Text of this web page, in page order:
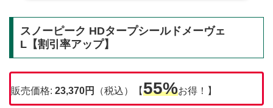
スノーピーク HDタープシールドメーヴェ
L【割引率アップ】
販売価格: 23,370円 （税込）【55%お得！】